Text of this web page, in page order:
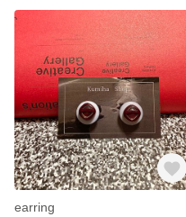
earring